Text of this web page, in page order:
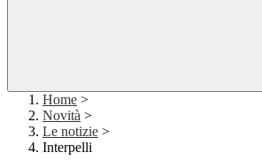
Home >
Novità >
Le notizie >
Interpelli